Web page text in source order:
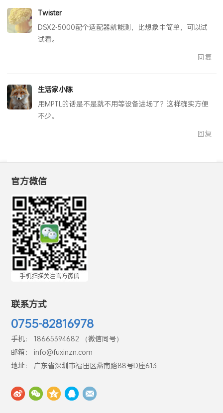
Twister
DSX2-5000配个适配器就能测，比想象中简单，可以试
试看。
回复
生活家小陈
用MPTL的话是不是就不用等设备进场了？这样确实方便
不少。
回复
官方微信
联系方式
0755-82816978
手机： 18665394682 （微信同号）
邮箱： info@fuxinzn.com
地址： 广东省深圳市福田区燕南路88号D座613